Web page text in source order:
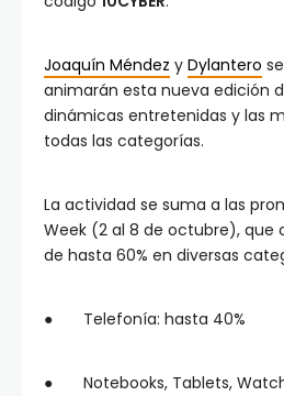
Joaquín Méndez y Dylantero
animarán esta nueva edición
dinámicas entretenidas y las
todas las categorías.
La actividad se suma a las
Week (2 al 8 de octubre), que
de hasta 60% en diversas
● Telefonía: hasta 40%
● Notebooks, Tablets,